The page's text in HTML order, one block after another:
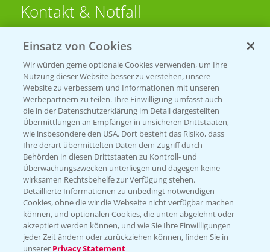
Kontakt & Notfall
Beratung auf WhatsApp
T.+49 (0)174 346 564 1
KONTAKT
Hilfe in Notfällen
T.+49 (0)214/30-20220
Folgen Sie uns
Einsatz von Cookies
Wir würden gerne optionale Cookies verwenden, um Ihre
Nutzung dieser Website besser zu verstehen, unsere
Website zu verbessern und Informationen mit unseren
Werbepartnern zu teilen. Ihre Einwilligung umfasst auch
die in der Datenschutzerklärung im Detail dargestellten
Übermittlungen an Empfänger in unsicheren Drittstaaten,
wie insbesondere den USA. Dort besteht das Risiko, dass
Ihre derart übermittelten Daten dem Zugriff durch
Behörden in diesen Drittstaaten zu Kontroll- und
Überwachungszwecken unterliegen und dagegen keine
wirksamen Rechtsbehelfe zur Verfügung stehen.
Detaillierte Informationen zu unbedingt notwendigen
Cookies, ohne die wir die Webseite nicht verfügbar machen
können, und optionalen Cookies, die unten abgelehnt oder
akzeptiert werden können, und wie Sie Ihre Einwilligungen
jeder Zeit ändern oder zurückziehen können, finden Sie in
unserer Privacy Statement